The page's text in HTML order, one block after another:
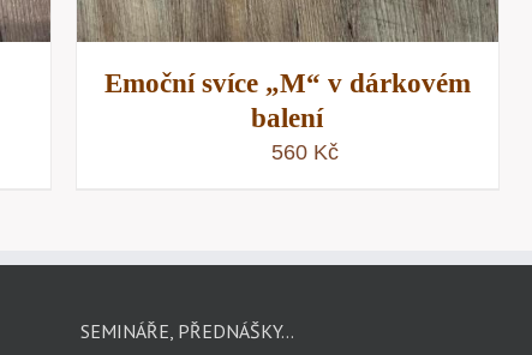
Emoční svíce „M“ v dárkovém
balení
560 Kč
SEMINÁŘE, PŘEDNÁŠKY…